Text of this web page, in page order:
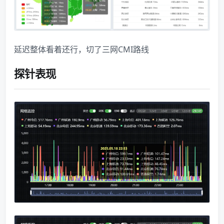
延迟整体看着还行，切了三网CMI路线
探针表现